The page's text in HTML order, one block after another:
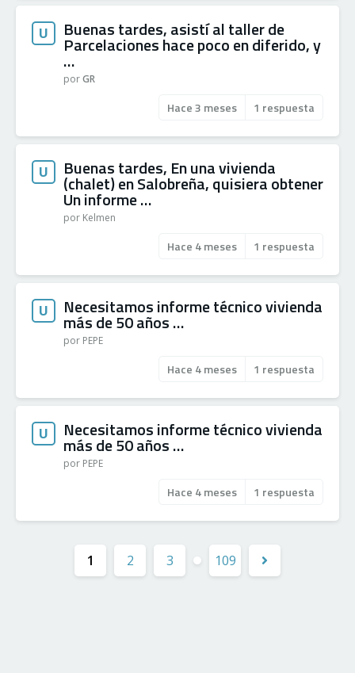
U Buenas tardes, asistí al taller de
Parcelaciones hace poco en diferido, y
…
porGR
Hace 3 meses 1 respuesta
U Buenas tardes, En una vivienda
(chalet) en Salobreña, quisiera obtener
Un informe …
por Kelmen
Hace 4 meses 1 respuesta
U Necesitamos informe técnico vivienda
más de 50 años …
por PEPE
Hace 4 meses 1 respuesta
U Necesitamos informe técnico vivienda
más de 50 años …
por PEPE
Hace 4 meses 1 respuesta
1 2 3 109